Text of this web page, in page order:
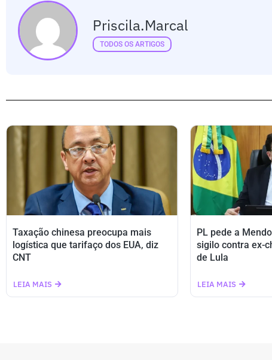
Priscila.marcal
TODOS OS ARTIGOS
Taxação chinesa preocupa mais
logística que tarifaço dos EUA, diz
CNT
LEIA MAIS
PL pede a
sigilo contra ex-
de Lula
LEIA MAIS